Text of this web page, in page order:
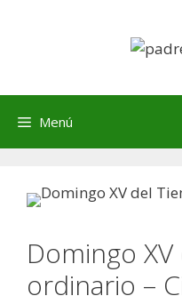
Menú
Domingo
ordinario –